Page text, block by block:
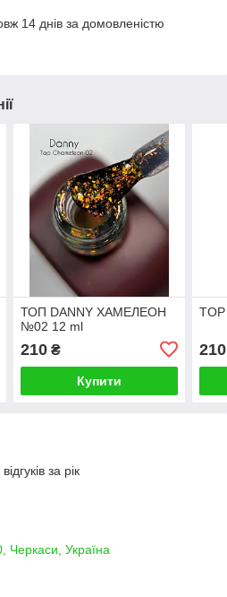
14 днів за домовленістю
ТОП DANNY ХАМЕЛЕОН
№02 12 ml
210₴
Купити
210
за рік
Черкаси, Україна